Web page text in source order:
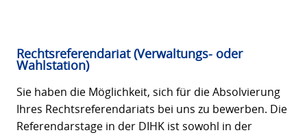
Rechtsreferendariat (Verwaltungs- oder
Wahlstation)
Sie haben die Möglichkeit, sich für die Absolvierung
Ihres Rechtsreferendariats bei uns zu bewerben. Die
Referendarstage in der DIHK ist sowohl in der